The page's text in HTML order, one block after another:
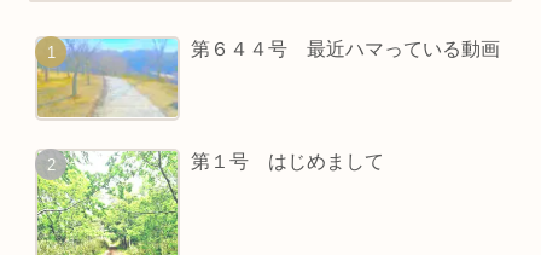
第６４４号 最近ハマっている動画
第１号 はじめまして